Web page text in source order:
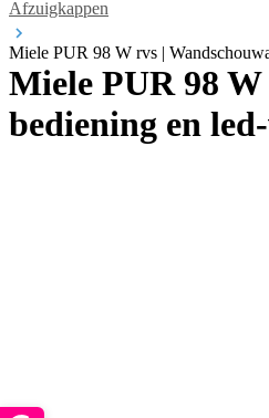
Afzuigkappen
Miele PUR 98 W rvs |
Miele PUR 98
bediening en